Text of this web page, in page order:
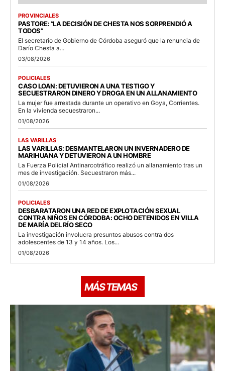
PROVINCIALES
PASTORE: “LA DECISIÓN DE CHESTA NOS SORPRENDIÓ A
TODOS”
El secretario de Gobierno de Córdoba aseguró que la renuncia de
Darío Chesta a...
03/08/2026
POLICIALES
CASO LOAN: DETUVIERON A UNA TESTIGO Y
SECUESTRARON DINERO Y DROGA EN UN ALLANAMIENTO
La mujer fue arrestada durante un operativo en Goya, Corrientes.
En la vivienda secuestraron...
01/08/2026
LAS VARILLAS
LAS VARILLAS: DESMANTELARON UN INVERNADERO DE
MARIHUANA Y DETUVIERON A UN HOMBRE
La Fuerza Policial Antinarcotráfico realizó un allanamiento tras un
mes de investigación. Secuestraron más...
01/08/2026
POLICIALES
DESBARATARON UNA RED DE EXPLOTACIÓN SEXUAL
CONTRA NIÑOS EN CÓRDOBA: OCHO DETENIDOS EN VILLA
DE MARÍA DEL RÍO SECO
La investigación involucra presuntos abusos contra dos
adolescentes de 13 y 14 años. Los...
01/08/2026
MÁS TEMAS